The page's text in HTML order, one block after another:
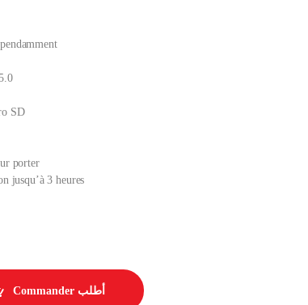
SD
porter
jusqu’à 3 heures
15W 2400mAh avec microphone sans fil et
Commander أطلب